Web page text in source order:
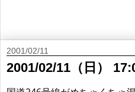
2001/02/11
2001/02/11（日）